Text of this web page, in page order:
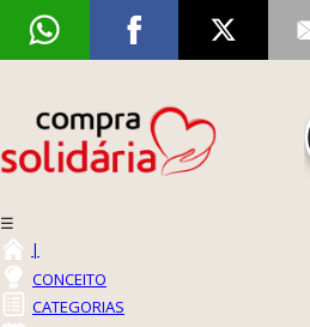
☰
|
CONCEITO
CATEGORIAS